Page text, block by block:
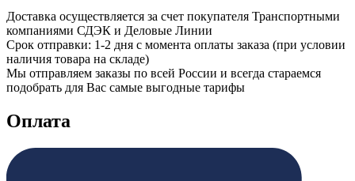
Доставка осуществляется за счет покупателя Транспортными
компаниями СДЭК и Деловые Линии
Срок отправки: 1-2 дня с момента оплаты заказа (при условии
наличия товара на складе)
Мы отправляем заказы по всей России и всегда стараемся
подобрать для Вас самые выгодные тарифы
Оплата